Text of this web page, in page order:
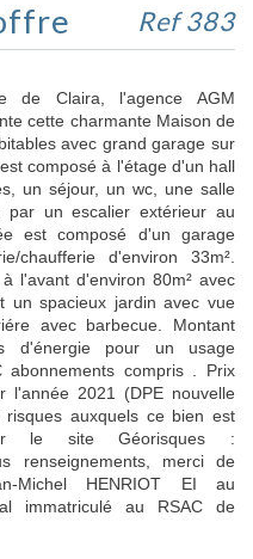
Ref 383
de Claira, l'agence AGM
cette charmante Maison de
avec grand garage sur
composé à l'étage d'un hall
un séjour, un wc, une salle
un escalier extérieur au
est composé d'un garage
chaufferie d'environ 33m².
l'avant d'environ 80m² avec
un spacieux jardin avec vue
avec barbecue. Montant
d'énergie pour un usage
compris . Prix
l'année 2021 (DPE nouvelle
auxquels ce bien est
le site Géorisques :
renseignements, merci de
Michel HENRIOT EI au
immatriculé au RSAC de